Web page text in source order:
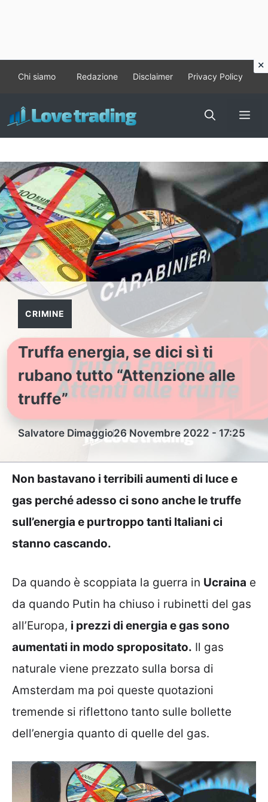
contenuto
Chi siamo Redazione Disclaimer Privacy Policy
CRIMINE
Truffa energia, se dici sì ti
rubano tutto “Attenzione alle
truffe”
Salvatore Dimaggio26 Novembre 2022 - 17:25
Non bastavano i terribili aumenti di luce e
gas perché adesso ci sono anche le truffe
sull’energia e purtroppo tanti Italiani ci
stanno cascando.
Da quando è scoppiata la guerra in Ucraina e
da quando Putin ha chiuso i rubinetti del gas
all’Europa, i prezzi di energia e gas sono
aumentati in modo spropositato. Il gas
naturale viene prezzato sulla borsa di
Amsterdam ma poi queste quotazioni
tremende si riflettono tanto sulle bollette
dell’energia quanto di quelle del gas.